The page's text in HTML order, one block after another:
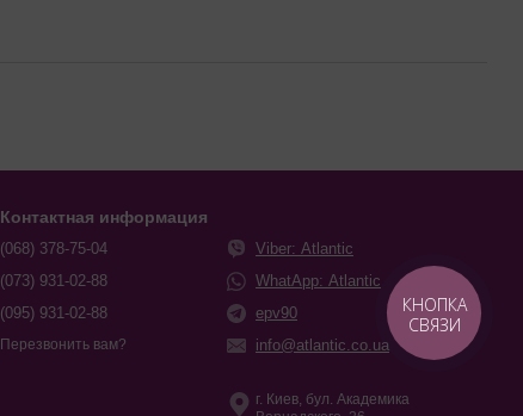
Контактная информация
(068) 378-75-04
(073) 931-02-88
(095) 931-02-88
Перезвонить вам?
Viber: Atlantic
WhatApp: Atlantic
epv90
info@atlantic.co.ua
г. Киев, бул. Академика
КНОПКА
СВЯЗИ